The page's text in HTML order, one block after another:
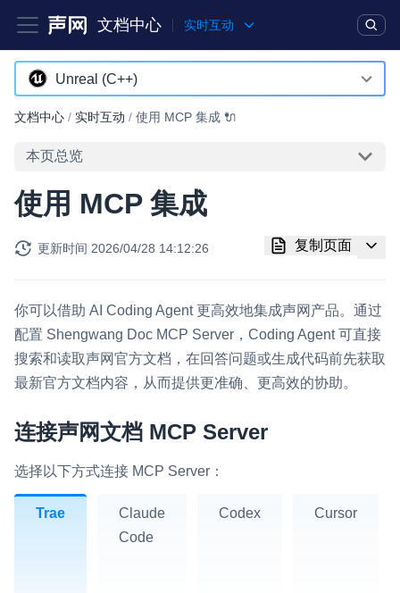
文档中心 实时互动
产品 解决方案
突破传统文字交互模式，与 AI 进行高拟真、自然流畅的实时语
扩展性和更优秀的互动效果
实时消息
一整套低延时、高并发、可扩展、高可靠的实时消息及状态同步
解决方案
即时通讯 IM NEW
务。
融合 CDN 直播
对接国内外多家 CDN 供应商，提供一个整体播放体验最佳的
Unreal (C++)
Android
iOS
Web
Windows
小程序
Electron
Flutter
React Native
Unreal (C++)
Unreal (Blueprint)
文档中心 / 实时互动 / 使用 MCP 集成 🔌
本页总览
使用 MCP 集成
更新时间 2026/04/28 14:12:26 复制页面
你可以借助 AI Coding Agent 更高效地集成声网产品。通过
配置 Shengwang Doc MCP Server，Coding Agent 可直接
搜索和读取声网官方文档，在回答问题或生成代码前先获取
最新官方文档内容，从而提供更准确、更高效的协助。
连接声网文档 MCP Server
选择以下方式连接 MCP Server：
Trae
Claude
Code
Codex Cursor